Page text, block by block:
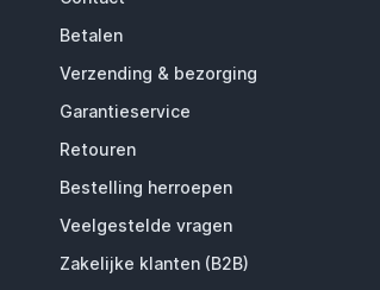
Betalen
Verzending & bezorging
Garantieservice
Retouren
Bestelling herroepen
Veelgestelde vragen
Zakelijke klanten (B2B)